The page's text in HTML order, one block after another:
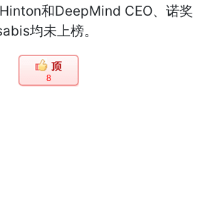
和DeepMind CEO、诺奖
均未上榜。
8